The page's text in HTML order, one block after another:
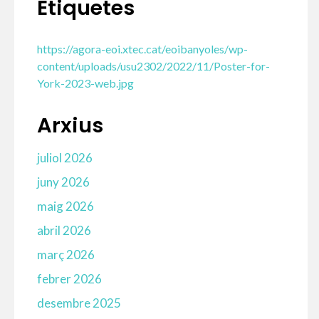
Etiquetes
https://agora-eoi.xtec.cat/eoibanyoles/wp-
content/uploads/usu2302/2022/11/Poster-for-
York-2023-web.jpg
Arxius
juliol 2026
juny 2026
maig 2026
abril 2026
març 2026
febrer 2026
desembre 2025